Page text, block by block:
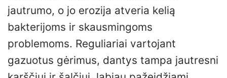
jautrumo, o jo erozija atveria kelią
bakterijoms ir skausmingoms
problemoms. Reguliariai vartojant
gazuotus gėrimus, dantys tampa jautresni